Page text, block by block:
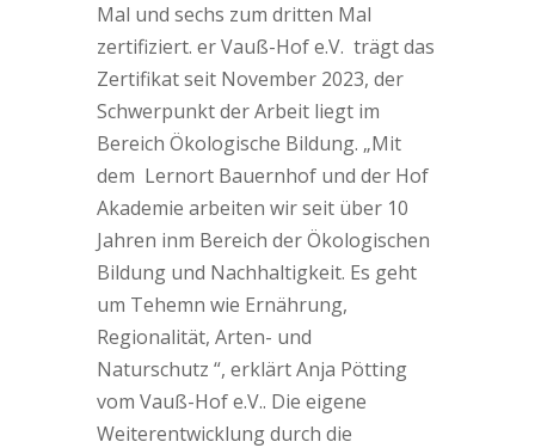
Mal und sechs zum dritten Mal
zertifiziert. er Vauß-Hof e.V. trägt das
Zertifikat seit November 2023, der
Schwerpunkt der Arbeit liegt im
Bereich Ökologische Bildung. „Mit
dem Lernort Bauernhof und der Hof
Akademie arbeiten wir seit über 10
Jahren inm Bereich der Ökologischen
Bildung und Nachhaltigkeit. Es geht
um Tehemn wie Ernährung,
Regionalität, Arten- und
Naturschutz “, erklärtAnja Pötting
vom Vauß-Hof e.V.. Die eigene
Weiterentwicklung durch die